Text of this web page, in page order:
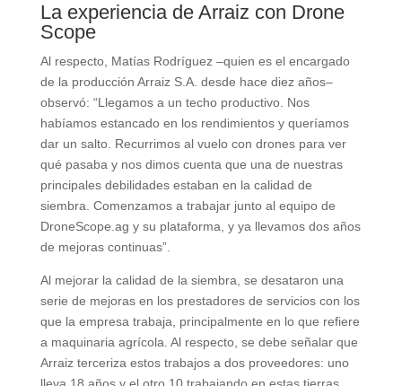
La experiencia de Arraiz con Drone
Scope
Al respecto, Matías Rodríguez –quien es el encargado
de la producción Arraiz S.A. desde hace diez años–
observó: “Llegamos a un techo productivo. Nos
habíamos estancado en los rendimientos y queríamos
dar un salto. Recurrimos al vuelo con drones para ver
qué pasaba y nos dimos cuenta que una de nuestras
principales debilidades estaban en la calidad de
siembra. Comenzamos a trabajar junto al equipo de
DroneScope.ag y su plataforma, y ya llevamos dos años
de mejoras continuas”.
Al mejorar la calidad de la siembra, se desataron una
serie de mejoras en los prestadores de servicios con los
que la empresa trabaja, principalmente en lo que refiere
a maquinaria agrícola. Al respecto, se debe señalar que
Arraiz terceriza estos trabajos a dos proveedores: uno